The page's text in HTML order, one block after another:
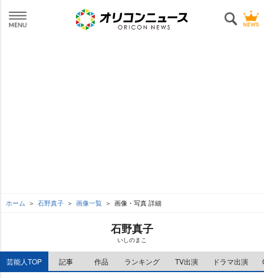
ホーム 石野真子 画像一覧 画像・写真 詳細
石野真子
いしのまこ
芸能人TOP 記事 作品 ランキング TV出演 ドラマ出演